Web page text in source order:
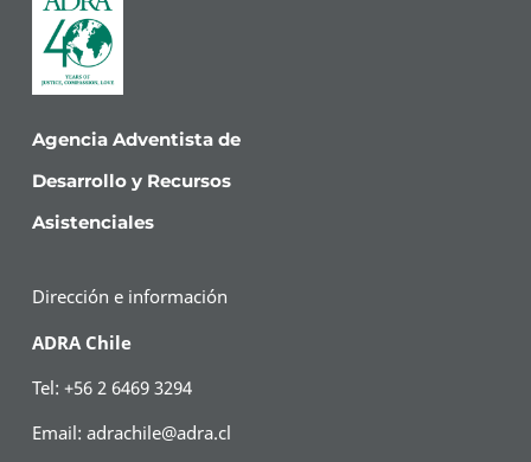
Agencia Adventista de
Desarrollo y Recursos
Asistenciales
Dirección e información
ADRA Chile
Tel: +56 2 6469 3294
Email:adrachile@adra.cl